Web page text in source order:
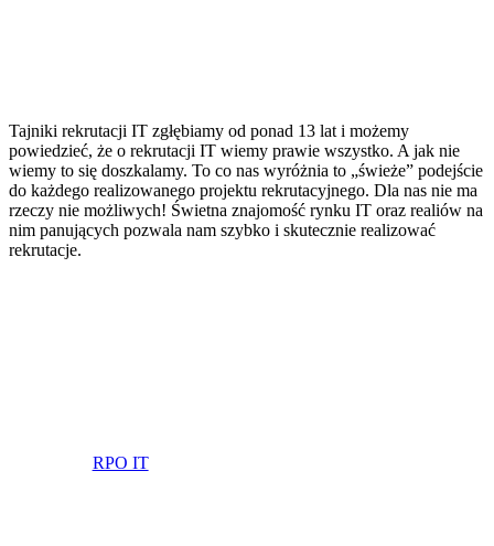
Tajniki rekrutacji IT zgłębiamy od ponad 13 lat i możemy
powiedzieć, że o rekrutacji IT wiemy prawie wszystko. A jak nie
wiemy to się doszkalamy. To co nas wyróżnia to „świeże” podejście
do każdego realizowanego projektu rekrutacyjnego. Dla nas nie ma
rzeczy nie możliwych! Świetna znajomość rynku IT oraz realiów na
nim panujących pozwala nam szybko i skutecznie realizować
rekrutacje.
RPO IT